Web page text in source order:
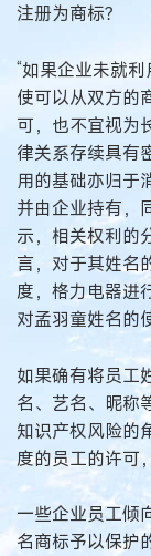
注册为商标？
“如果企业未就
使可以从双方的
可，也不宜视为
律关系存续具有
用的基础亦归于
并由企业持有，
示，相关权利的
言，对于其姓名
度，格力电器进
对孟羽童姓名的
如果确有将员工
名、艺名、昵称
知识产权风险的
度的员工的许可
一些企业员工倾
名商标予以保护